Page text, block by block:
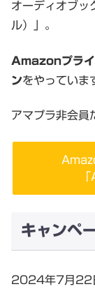
オーディオブッ
ル）」。
Amazonプライ
ンをやっていま
アマプラ非会員
キャンペ
2024年7月22